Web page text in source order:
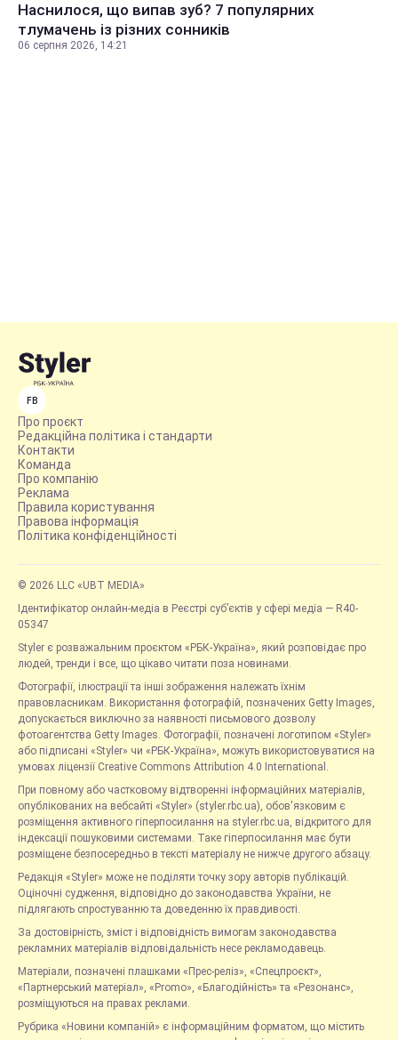
Наснилося, що випав зуб? 7 популярних
тлумачень із різних сонників
06 серпня 2026, 14:21
FB
Про проєкт
Редакційна політика і стандарти
Контакти
Команда
Про компанію
Реклама
Правила користування
Правова інформація
Політика конфіденційності
© 2026 LLC «UBT MEDIA»
Ідентифікатор онлайн-медіа в Реєстрі суб’єктів у сфері медіа — R40-
05347
Styler є розважальним проєктом «РБК-Україна», який розповідає про
людей, тренди і все, що цікаво читати поза новинами.
Фотографії, ілюстрації та інші зображення належать їхнім
правовласникам. Використання фотографій, позначених Getty Images,
допускається виключно за наявності письмового дозволу
фотоагентства Getty Images. Фотографії, позначені логотипом «Styler»
або підписані «Styler» чи «РБК-Україна», можуть використовуватися на
умовах ліцензії Creative Commons Attribution 4.0 International.
При повному або частковому відтворенні інформаційних матеріалів,
опублікованих на вебсайті «Styler» (styler.rbc.ua), обов'язковим є
розміщення активного гіперпосилання на styler.rbc.ua, відкритого для
індексації пошуковими системами. Таке гіперпосилання має бути
розміщене безпосередньо в тексті матеріалу не нижче другого абзацу.
Редакція «Styler» може не поділяти точку зору авторів публікацій.
Оціночні судження, відповідно до законодавства України, не
підлягають спростуванню та доведенню їх правдивості.
За достовірність, зміст і відповідність вимогам законодавства
рекламних матеріалів відповідальність несе рекламодавець.
Матеріали, позначені плашками «Прес-реліз», «Спецпроєкт»,
«Партнерський матеріал», «Promo», «Благодійність» та «Резонанс»,
розміщуються на правах реклами.
Рубрика «Новини компаній» є інформаційним форматом, що містить